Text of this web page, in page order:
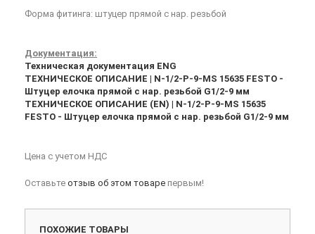
Форма фитинга: штуцер прямой с нар. резьбой
Документация:
Техническая документация ENG
ТЕХНИЧЕСКОЕ ОПИСАНИЕ | N-1/2-P-9-MS 15635 FESTO -
Штуцер елочка прямой с нар. резьбой G1/2-9 мм
ТЕХНИЧЕСКОЕ ОПИСАНИЕ (EN) | N-1/2-P-9-MS 15635
FESTO - Штуцер елочка прямой с нар. резьбой G1/2-9 мм
Цена с учетом НДС
Оставьте отзыв об этом товаре первым!
ПОХОЖИЕ ТОВАРЫ